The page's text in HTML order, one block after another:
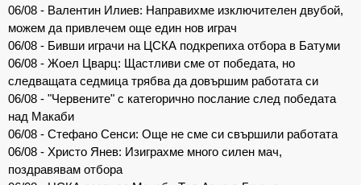
06/08 - Валентин Илиев: Направихме изключителен двубой,
можем да привлечем още един нов играч
06/08 - Бивши играчи на ЦСКА подкрепиха отбора в Батуми
06/08 - Жоел Цварц: Щастливи сме от победата, но
следващата седмица трябва да довършим работата си
06/08 - "Червените" с категорично послание след победата
над Макаби
06/08 - Стефано Сенси: Още не сме си свършили работата
06/08 - Христо Янев: Изиграхме много силен мач,
поздравявам отбора